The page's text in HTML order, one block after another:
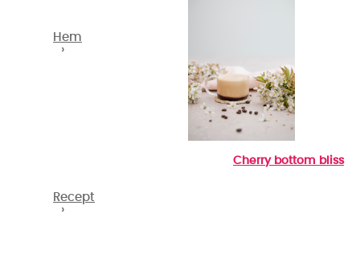
Hem
›
Recept
›
Cherry bottom bliss